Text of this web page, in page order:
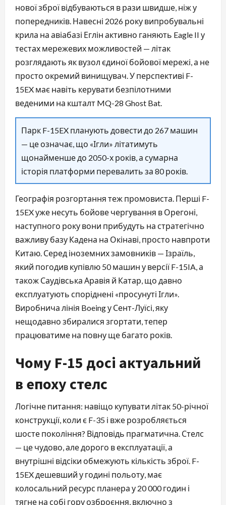
нової зброї відбуваються в рази швидше, ніж у
попередників. Навесні 2026 року випробувальні
крила на авіабазі Еглін активно ганяють Eagle II у
тестах мережевих можливостей — літак
розглядають як вузол єдиної бойової мережі, а не
просто окремий винищувач. У перспективі F-
15EX має навіть керувати безпілотними
веденими на кшталт MQ-28 Ghost Bat.
Парк F-15EX планують довести до 267 машин
— це означає, що «Ігли» літатимуть
щонайменше до 2050-х років, а сумарна
історія платформи перевалить за 80 років.
Географія розгортання теж промовиста. Перші F-
15EX уже несуть бойове чергування в Орегоні,
наступного року вони прибудуть на стратегічно
важливу базу Кадена на Окінаві, просто навпроти
Китаю. Серед іноземних замовників — Ізраїль,
який погодив купівлю 50 машин у версії F-15IA, а
також Саудівська Аравія й Катар, що давно
експлуатують споріднені «просунуті Ігли».
Виробнича лінія Boeing у Сент-Луїсі, яку
нещодавно збиралися згортати, тепер
працюватиме на повну ще багато років.
Чому F-15 досі актуальний
в епоху стелс
Логічне питання: навіщо купувати літак 50-річної
конструкції, коли є F-35 і вже розробляється
шосте покоління? Відповідь прагматична. Стелс
— це чудово, але дорого в експлуатації, а
внутрішні відсіки обмежують кількість зброї. F-
15EX дешевший у годині польоту, має
колосальний ресурс планера у 20 000 годин і
тягне на собі гору озброєння, включно з